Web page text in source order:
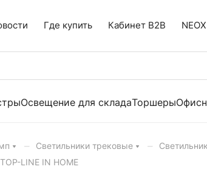
Где купить Кабинет B2B NEOX
Освещение для складаТоршеры
– Светильники трековые –
LINE IN HOME